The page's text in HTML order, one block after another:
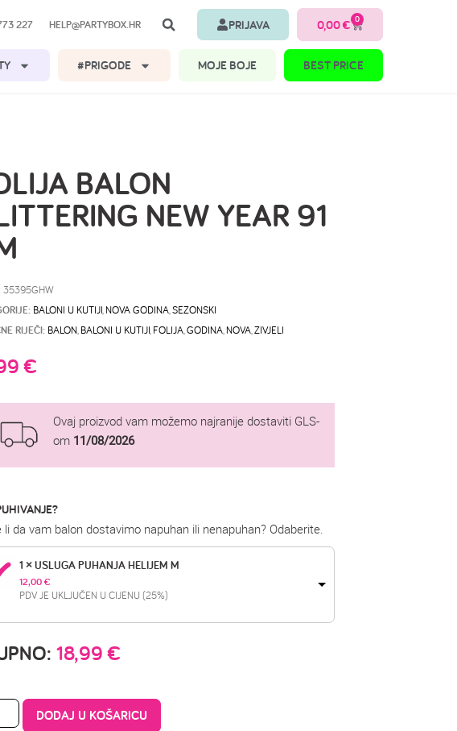
227 HELP@PARTYBOX.HR PRIJAVA 0,00€ 0
#PRIGODE MOJE BOJE BEST PRICE
BALON
NEW YEAR 91
35395GHW
BALONI U KUTIJI NOVA GODINA SEZONSKI
RIJEČI: BALON BALONI U KUTIJI FOLIJA GODINA NOVA ZIVJELI
€
Ovaj proizvod vam možemo najranije dostaviti GLS-
om 11/08/2026
li da vam balon dostavimo napuhan ili nenapuhan? Odaberite.
1 × USLUGA PUHANJA HELIJEM M
12,00 €
PDV JE UKLJUČEN U CIJENU (25%)
18,99€
DODAJ U KOŠARICU